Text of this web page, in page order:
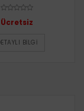
Ücretsiz
BILGI